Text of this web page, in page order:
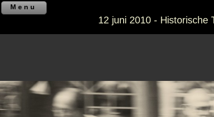
Menu
12 juni 2010 - Historische